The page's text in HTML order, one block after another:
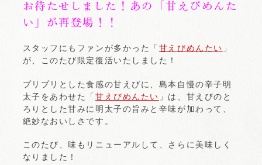
お待たせしました！あの「甘えびめんた
い」が再登場！！
スタッフにもファンが多かった「 甘えびめんたい 」
が、このたび限定復活いたしました！
プリプリとした食感の甘えびに、島本自慢の辛子明
太子をあわせた「甘えびめんたい 」は、甘えびのと
ろりとした甘みに明太子の旨みと辛味が加わって、
絶妙なおいしさです。
このたび、味もリニューアルして、さらに美味しく
なりました！